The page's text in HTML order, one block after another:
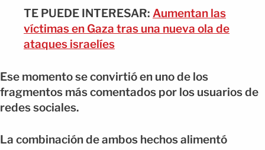
TE PUEDE INTERESAR: Aumentan las
víctimas en Gaza tras una nueva ola de
ataques israelíes
Ese momento se convirtió en uno de los
fragmentos más comentados por los usuarios de
redes sociales.
La combinación de ambos hechos alimentó